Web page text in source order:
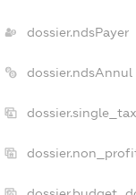
dossier.ndsPayer
dossier.ndsAnnul